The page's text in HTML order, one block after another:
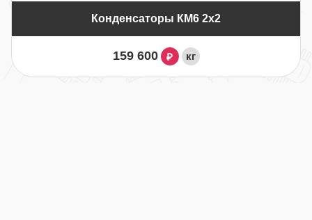
Конденсаторы КМ6 2х2
159 600 ₽ кг